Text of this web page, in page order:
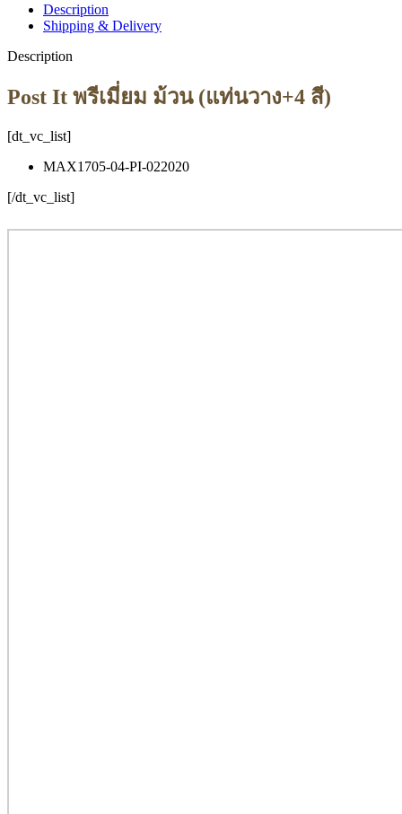
Description
Shipping & Delivery
Description
Post It พรีเมี่ยม ม้วน (แท่นวาง+4 สี)
[dt_vc_list]
MAX1705-04-PI-022020
[/dt_vc_list]